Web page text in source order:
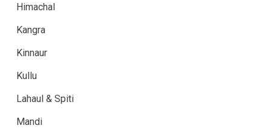
Himachal
Kangra
Kinnaur
Kullu
Lahaul & Spiti
Mandi